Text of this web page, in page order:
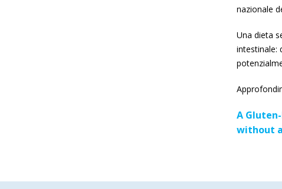
nazionale
Una dieta
intestinale:
A
without